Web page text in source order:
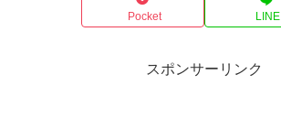
Pocket LINE
スポンサーリンク